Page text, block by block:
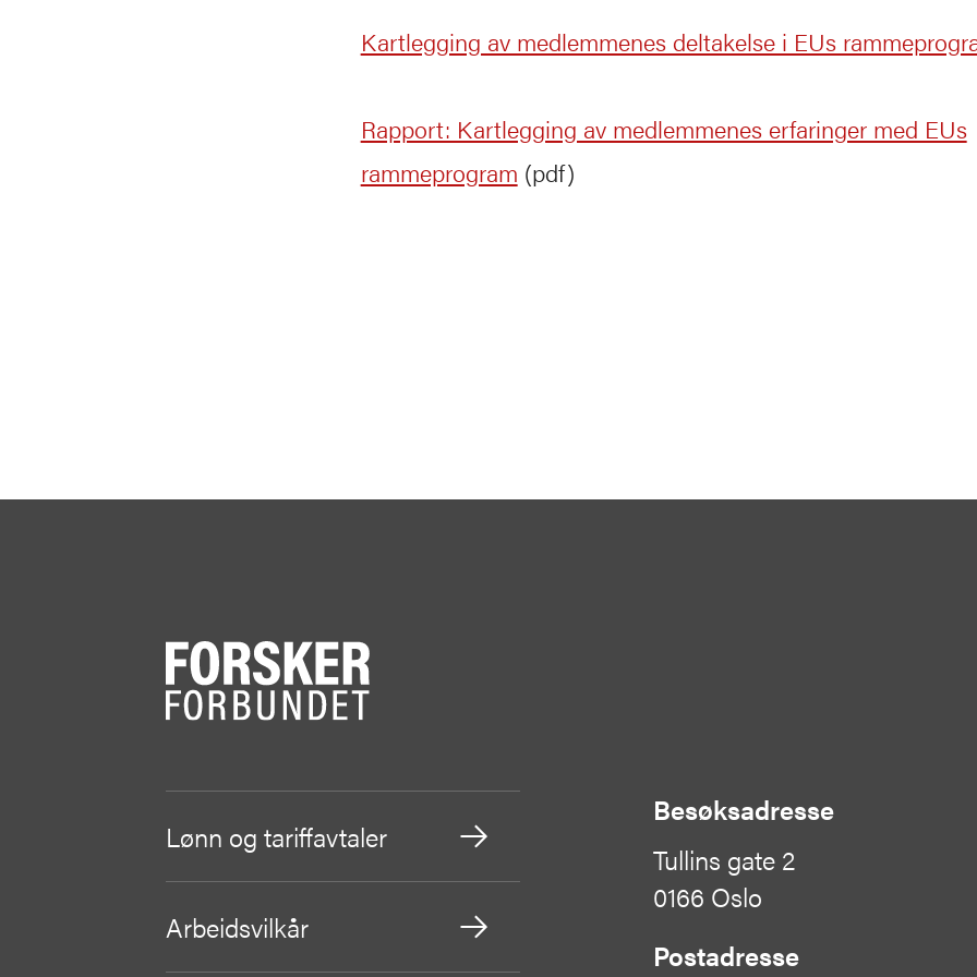
Kartlegging av medlemmenes deltakelse i EUs
Rapport: Kartlegging av medlemmenes erfaringer med EUs
rammeprogram (pdf)
Lønn og tariffavtaler
Arbeidsvilkår
Besøksadresse
Tullins gate 2
0166 Oslo
Postadresse